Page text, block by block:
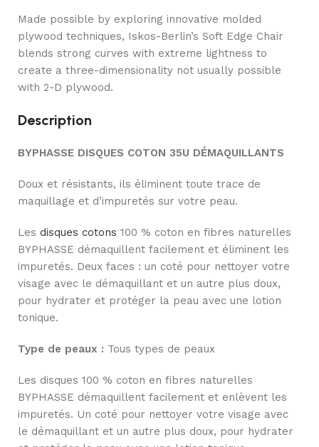
Made possible by exploring innovative molded
plywood techniques, Iskos-Berlin’s Soft Edge Chair
blends strong curves with extreme lightness to
create a three-dimensionality not usually possible
with 2-D plywood.
Description
BYPHASSE DISQUES COTON 35U DÉMAQUILLANTS
Doux et résistants, ils éliminent toute trace de
maquillage et d’impuretés sur votre peau.
Les disques cotons 100 % coton en fibres naturelles
BYPHASSE démaquillent facilement et éliminent les
impuretés. Deux faces : un coté pour nettoyer votre
visage avec le démaquillant et un autre plus doux,
pour hydrater et protéger la peau avec une lotion
tonique.
Type de peaux : Tous types de peaux
Les disques 100 % coton en fibres naturelles
BYPHASSE démaquillent facilement et enlèvent les
impuretés. Un coté pour nettoyer votre visage avec
le démaquillant et un autre plus doux, pour hydrater